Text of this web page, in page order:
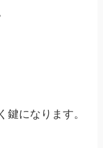
鍵になります。